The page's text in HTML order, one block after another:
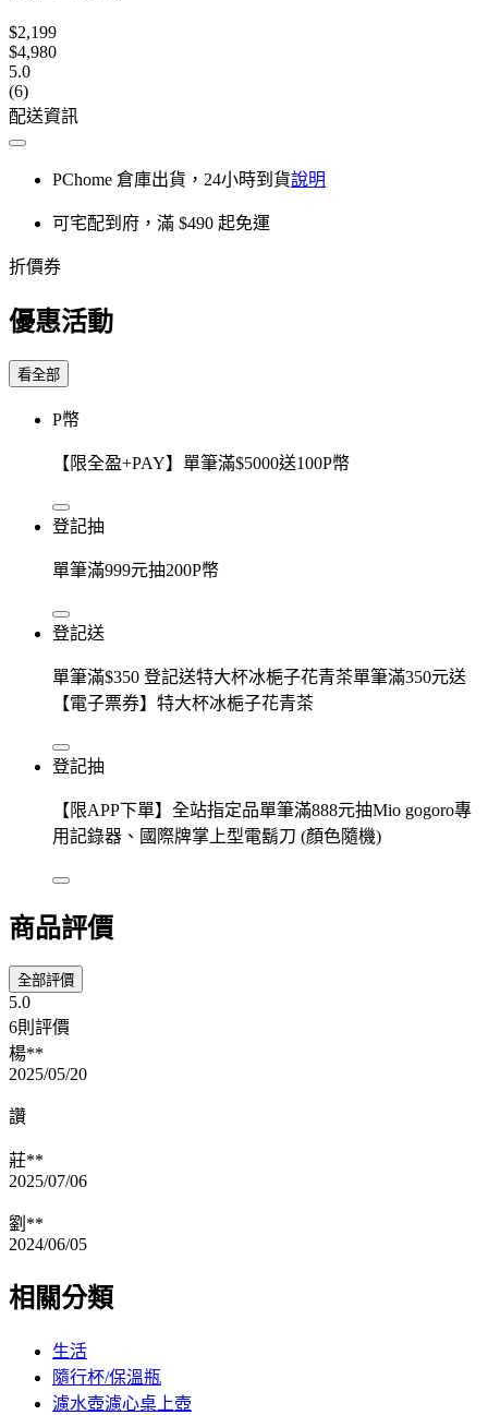
$2,199
$4,980
5.0
(6)
配送資訊
PChome 倉庫出貨，24小時到貨說明
可宅配到府，滿 $490 起免運
折價券
優惠活動
看全部
P幣
【限全盈+PAY】單筆滿$5000送100P幣
登記抽
單筆滿999元抽200P幣
登記送
單筆滿$350 登記送特大杯冰梔子花青茶單筆滿350元送
【電子票券】特大杯冰梔子花青茶
登記抽
【限APP下單】全站指定品單筆滿888元抽Mio gogoro專
用記錄器、國際牌掌上型電鬍刀 (顏色隨機)
商品評價
全部評價
5.0
6則評價
楊**
2025/05/20
讚
莊**
2025/07/06
劉**
2024/06/05
相關分類
生活
隨行杯/保溫瓶
濾水壺濾心桌上壺